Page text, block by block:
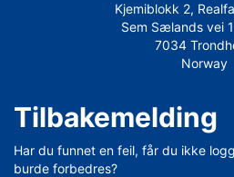
Kjemiblokk 2,
Sem Sælands vei
7034
Norway
Tilbakemelding
Har du funnet en feil, får du ikke
burde forbedres?